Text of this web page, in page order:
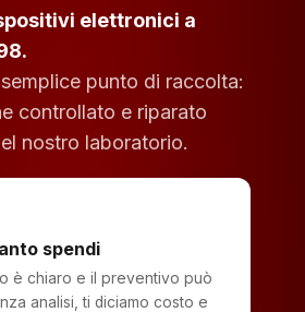
elettronici a
punto di raccolta:
controllato e riparato
nostro laboratorio.
spendi
è chiaro e il preventivo può
analisi, ti diciamo costo e